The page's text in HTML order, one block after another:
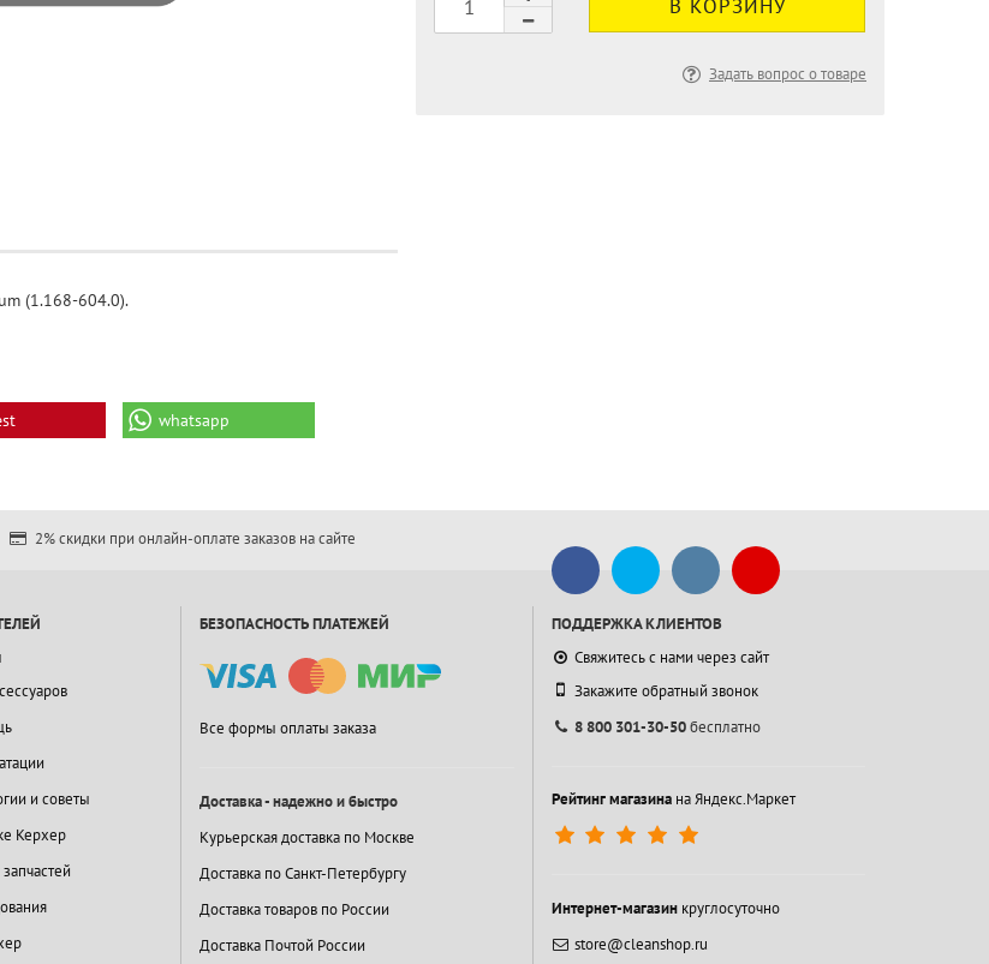
Задать вопрос о товаре
(1.168-604.0).
whatsapp
2% скидки при онлайн-оплате заказов на сайте
и советы
Керхер
БЕЗОПАСНОСТЬ ПЛАТЕЖЕЙ
Все формы оплаты заказа
Доставка - надежно и быстро
Курьерская доставка по Москве
Доставка по Санкт-Петербургу
Доставка товаров по России
Доставка Почтой России
ПОДДЕРЖКА КЛИЕНТОВ
Свяжитесь с нами через сайт
Закажите обратный звонок
8 800 301-30-50бесплатно
Рейтинг магазинана Яндекс.Маркет
Интернет-магазинкруглосуточно
store@cleanshop.ru